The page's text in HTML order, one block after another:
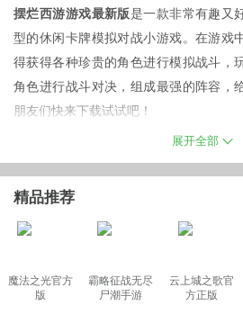
摆烂西游游戏最新版是一款非常有趣又
型的休闲卡牌模拟对战小游戏。在游戏
得获得各种珍贵的角色进行模拟战斗，
角色进行战斗对决，组成最强的阵容，
朋友们快来下载试试吧！
游戏。
2.在游戏中，玩家可以通过任务、副本、
现代的洪荒神话以及涵盖了《西游记》
3.大家在游戏中就可以找到自己所熟悉
这些角色
展开全部
精品推荐
魔法之光官方
版
霸略征战无尽
尸潮手游
云上城之歌官
方正版